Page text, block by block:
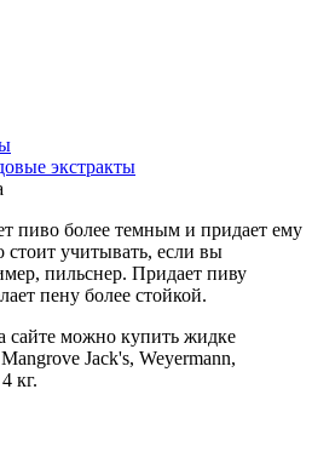
экстракты
пиво более темным и придает ему
учитывать, если вы
пильснер. Придает пиву
пену более стойкой.
можно купить жидке
Jack's, Weyermann,
кг.